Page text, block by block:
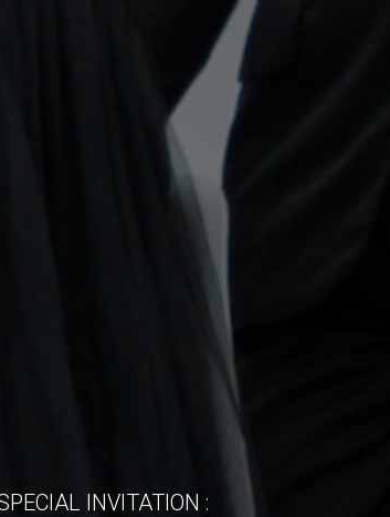
INVITATION :